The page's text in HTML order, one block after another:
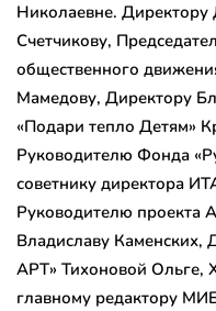
Николаевне. Директору
Счетчикову,
общественного
Мамедову, Директору
«Подари тепло Детям»
Руководителю Фонда
советнику директора
Руководителю проекта
Владиславу
АРТ» Тихоновой
главному редактору